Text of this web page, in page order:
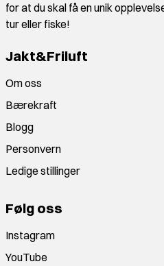
for at du skal få en unik
tur eller fiske!
Jakt&Friluft
Om oss
Bærekraft
Blogg
Personvern
Ledige stillinger
Følg oss
Instagram
YouTube